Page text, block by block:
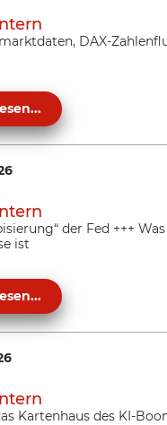
DAX-
der Fed +++
ist
Kartenhaus des KI-